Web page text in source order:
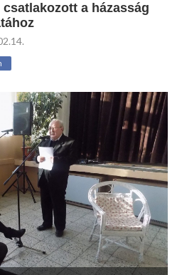
a házasság